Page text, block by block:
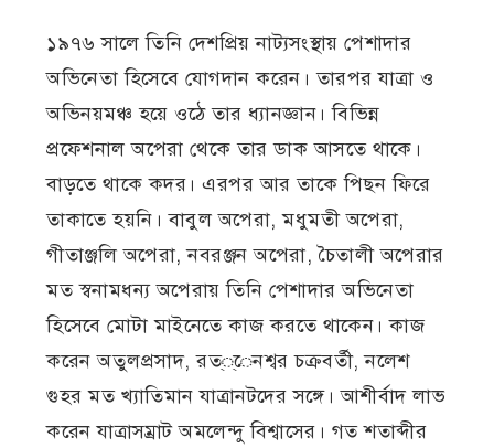
১৯৭৬ সালে তিনি দেশপ্রিয় নাট্যসংস্থায় পেশাদার
অভিনেতা হিসেবে যোগদান করেন। তারপর যাত্রা ও
অভিনয়মঞ্চ হয়ে ওঠে তার ধ্যানজ্ঞান। বিভিন্ন
প্রফেশনাল অপেরা থেকে তার ডাক আসতে থাকে।
বাড়তে থাকে কদর। এরপর আর তাকে পিছন ফিরে
তাকাতে হয়নি। বাবুল অপেরা, মধুমতী অপেরা,
গীতাঞ্জলি অপেরা, নবরঞ্জন অপেরা, চৈতালী অপেরার
মত স্বনামধন্য অপেরায় তিনি পেশাদার অভিনেতা
হিসেবে মোটা মাইনেতে কাজ করতে থাকেন। কাজ
করেন অতুলপ্রসাদ, রত্্েনশ্বর চক্রবর্তী, নলেশ
গুহর মত খ্যাতিমান যাত্রানটদের সঙ্গে। আশীর্বাদ লাভ
করেন যাত্রাসম্রাট অমলেন্দু বিশ্বাসের। গত শতাব্দীর